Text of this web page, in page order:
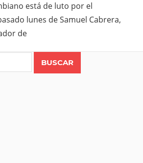
está de luto por el
lunes de Samuel Cabrera,
de